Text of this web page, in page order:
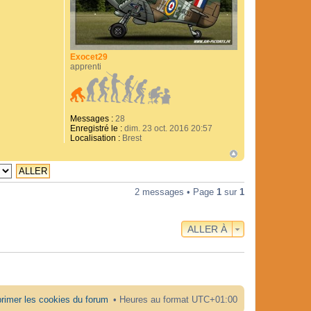
Exocet29
apprenti
Messages :28
Enregistré le :dim. 23 oct. 2016 20:57
Localisation :Brest
2 messages • Page 1 sur 1
ALLER À
Heures au format UTC+01:00
les cookies du forum